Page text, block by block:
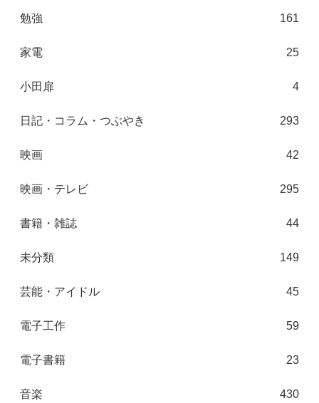
勉強 161
家電 25
小田扉 4
日記・コラム・つぶやき 293
映画 42
映画・テレビ 295
書籍・雑誌 44
未分類 149
芸能・アイドル 45
電子工作 59
電子書籍 23
音楽 430